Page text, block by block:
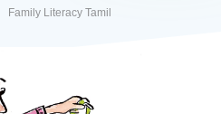
Family Literacy Tamil